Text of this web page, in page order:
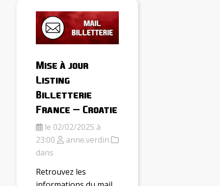
Mise à jour
Listing
Billetterie
France – Croatie
le 02/02/2025 à
23:00
anne.verdin
dans
Retrouvez les